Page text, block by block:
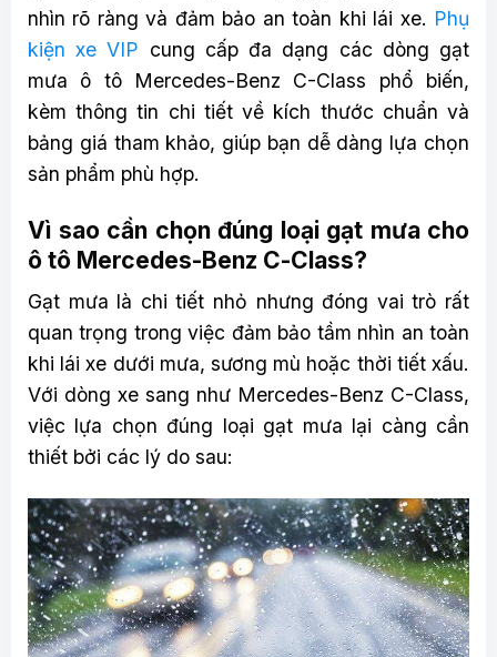
nhìn rõ ràng và đảm bảo an toàn khi lái xe. Phụ
kiện xe VIP cung cấp đa dạng các dòng gạt
mưa ô tô Mercedes-Benz C-Class phổ biến,
kèm thông tin chi tiết về kích thước chuẩn và
bảng giá tham khảo, giúp bạn dễ dàng lựa chọn
sản phẩm phù hợp.
Vì sao cần chọn đúng loại gạt mưa cho
ô tô Mercedes-Benz C-Class?
Gạt mưa là chi tiết nhỏ nhưng đóng vai trò rất
quan trọng trong việc đảm bảo tầm nhìn an toàn
khi lái xe dưới mưa, sương mù hoặc thời tiết xấu.
Với dòng xe sang như Mercedes-Benz C-Class,
việc lựa chọn đúng loại gạt mưa lại càng cần
thiết bởi các lý do sau: